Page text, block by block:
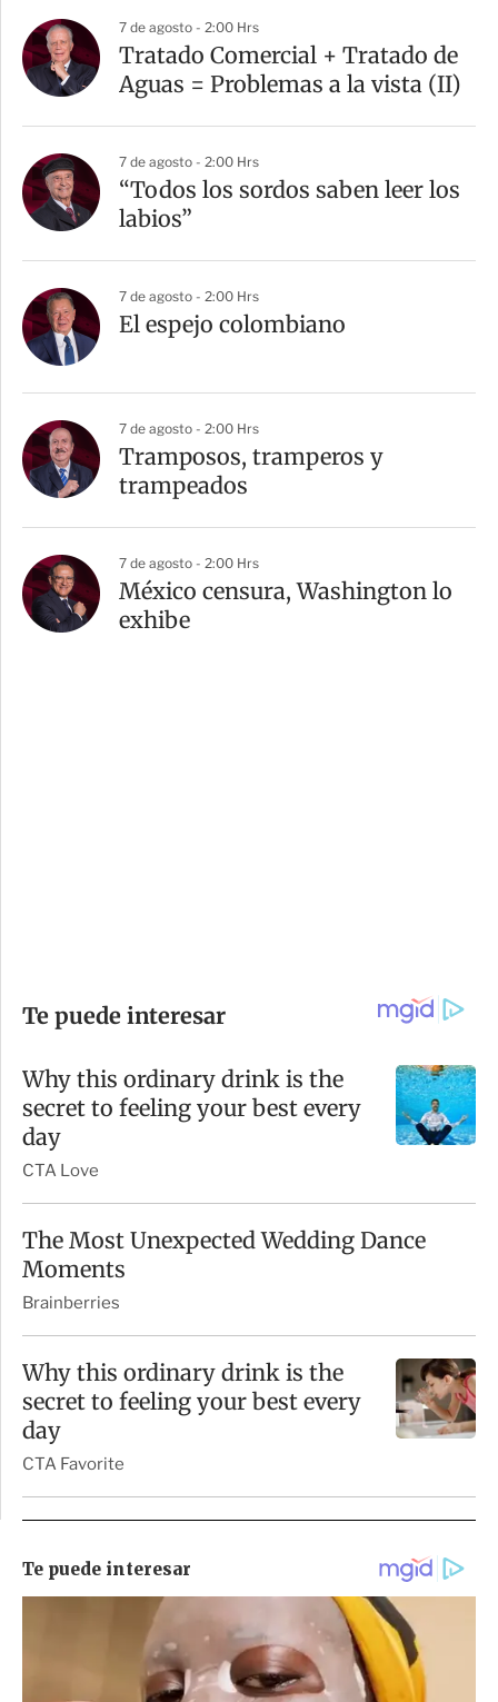
7 de agosto - 2:00 Hrs
Tratado Comercial + Tratado de
Aguas = Problemas a la vista (II)
7 de agosto - 2:00 Hrs
“Todos los sordos saben leer los
labios”
7 de agosto - 2:00 Hrs
El espejo colombiano
7 de agosto - 2:00 Hrs
Tramposos, tramperos y
trampeados
7 de agosto - 2:00 Hrs
México censura, Washington lo
exhibe